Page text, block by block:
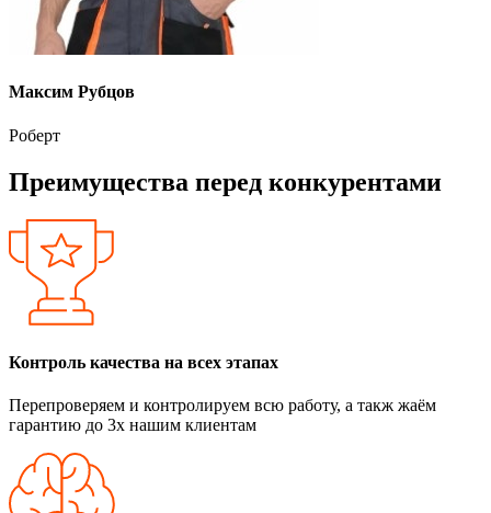
Максим Рубцов
Роберт
Преимущества перед конкурентами
Контроль качества на всех этапах
Перепроверяем и контролируем всю работу, а такж жаём
гарантию до 3х нашим клиентам